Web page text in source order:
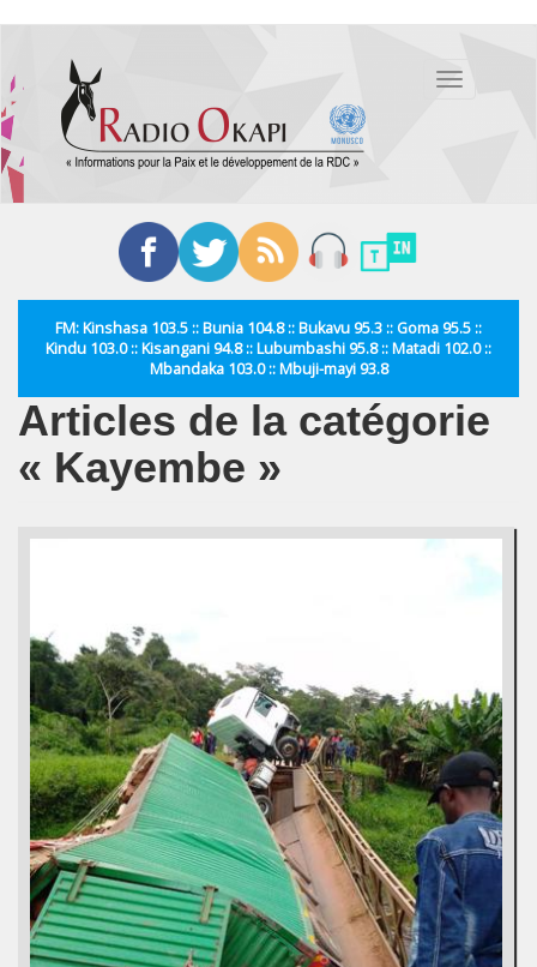
contenu
principal
Toggle
FM: Kinshasa 103.5 :: Bunia 104.8 :: Bukavu 95.3 :: Goma 95.5 ::
Kindu 103.0 :: Kisangani 94.8 :: Lubumbashi 95.8 :: Matadi 102.0 ::
Mbandaka 103.0 :: Mbuji-mayi 93.8
Articles de la catégorie
« Kayembe »